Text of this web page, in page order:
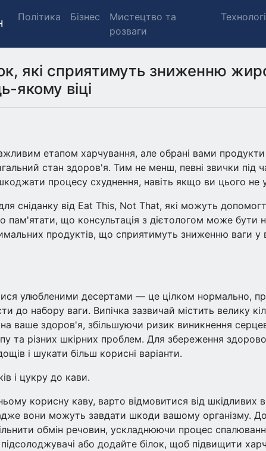
Політика Бізнес
Мистецтво та
розваги
які сприятимуть зниженню
якому віці
етапом харчування, але обрані вами
стан здоров'я. Тим не менш, певні звички під
процесу схуднення, навіть якщо ви цього не
сніданку від Eat This, Not That, які можуть
пам'ятати, що консультація з дієтологом може бути
продуктів, що сприятимуть зниженню ваги у
улюбленими десертами — це цілком нормально,
до набору ваги. Випічка зазвичай містить велику
ваше здоров'я, збільшуючи ризик виникнення
та різних шкірних проблем. Для збереження
і шукати більш корисні варіанти.
і цукру до кави.
корисну каву, варто відмовитися від шкідливих
вони можуть завдати шкоди вашому організму.
обмін речовин, ускладнюючи процес
або додайте білок, щоб підвищити